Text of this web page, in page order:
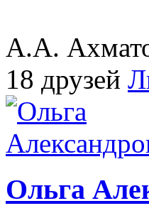
А.А.
18 друзей
Ольга